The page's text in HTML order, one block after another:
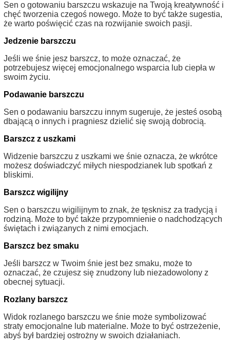
Sen o gotowaniu barszczu wskazuje na Twoją kreatywność i
chęć tworzenia czegoś nowego. Może to być także sugestia,
że warto poświęcić czas na rozwijanie swoich pasji.
Jedzenie barszczu
Jeśli we śnie jesz barszcz, to może oznaczać, że
potrzebujesz więcej emocjonalnego wsparcia lub ciepła w
swoim życiu.
Podawanie barszczu
Sen o podawaniu barszczu innym sugeruje, że jesteś osobą
dbającą o innych i pragniesz dzielić się swoją dobrocią.
Barszcz z uszkami
Widzenie barszczu z uszkami we śnie oznacza, że wkrótce
możesz doświadczyć miłych niespodzianek lub spotkań z
bliskimi.
Barszcz wigilijny
Sen o barszczu wigilijnym to znak, że tęsknisz za tradycją i
rodziną. Może to być także przypomnienie o nadchodzących
świętach i związanych z nimi emocjach.
Barszcz bez smaku
Jeśli barszcz w Twoim śnie jest bez smaku, może to
oznaczać, że czujesz się znudzony lub niezadowolony z
obecnej sytuacji.
Rozlany barszcz
Widok rozlanego barszczu we śnie może symbolizować
straty emocjonalne lub materialne. Może to być ostrzeżenie,
abyś był bardziej ostrożny w swoich działaniach.